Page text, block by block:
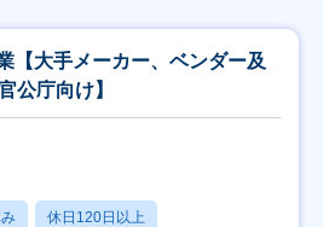
【大手メーカー、ベンダー及
公庁向け】
休日120日以上